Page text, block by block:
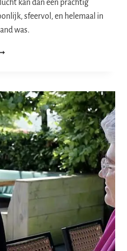
kan dan een prachtig
sfeervol, en helemaal in
was.